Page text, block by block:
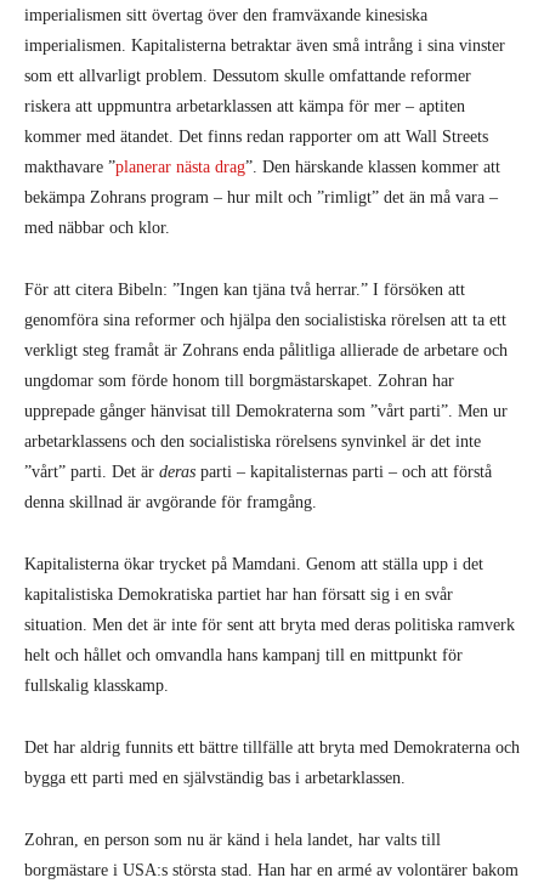
imperialismen sitt övertag över den framväxande kinesiska
imperialismen. Kapitalisterna betraktar även små intrång i sina vinster
som ett allvarligt problem. Dessutom skulle omfattande reformer
riskera att uppmuntra arbetarklassen att kämpa för mer – aptiten
kommer med ätandet. Det finns redan rapporter om att Wall Streets
makthavare ”planerar nästa drag”. Den härskande klassen kommer att
bekämpa Zohrans program – hur milt och ”rimligt” det än må vara –
med näbbar och klor.
För att citera Bibeln: ”Ingen kan tjäna två herrar.” I försöken att
genomföra sina reformer och hjälpa den socialistiska rörelsen att ta ett
verkligt steg framåt är Zohrans enda pålitliga allierade de arbetare och
ungdomar som förde honom till borgmästarskapet. Zohran har
upprepade gånger hänvisat till Demokraterna som ”vårt parti”. Men ur
arbetarklassens och den socialistiska rörelsens synvinkel är det inte
”vårt” parti. Det är deras parti – kapitalisternas parti – och att förstå
denna skillnad är avgörande för framgång.
Kapitalisterna ökar trycket på Mamdani. Genom att ställa upp i det
kapitalistiska Demokratiska partiet har han försatt sig i en svår
situation. Men det är inte för sent att bryta med deras politiska ramverk
helt och hållet och omvandla hans kampanj till en mittpunkt för
fullskalig klasskamp.
Det har aldrig funnits ett bättre tillfälle att bryta med Demokraterna och
bygga ett parti med en självständig bas i arbetarklassen.
Zohran, en person som nu är känd i hela landet, har valts till
borgmästare i USA:s största stad. Han har en armé av volontärer bakom